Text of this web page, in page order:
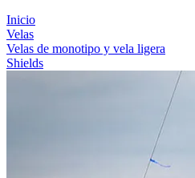
Inicio
Velas
Velas de monotipo y vela ligera
Shields